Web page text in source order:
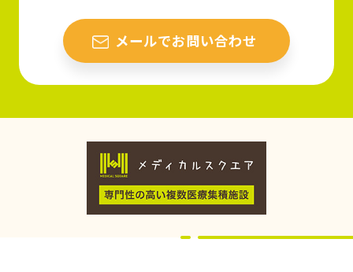
メールでお問い合わせ